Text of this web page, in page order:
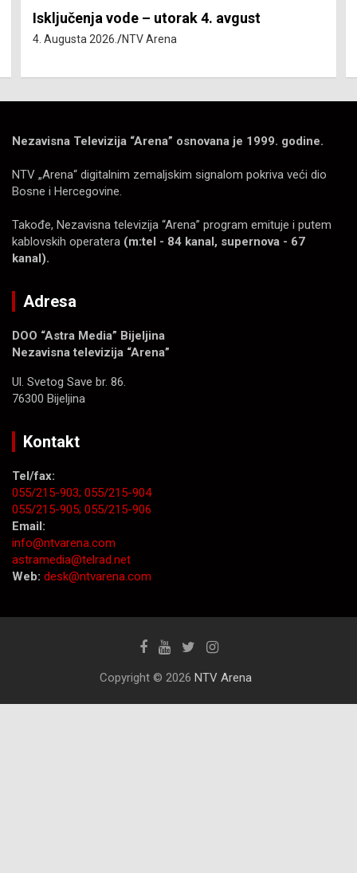
Isključenja vode – utorak 4. avgust
4. Augusta 2026. NTV Arena
Nezavisna Televizija “Arena” osnovana je 1999. godine.
NTV „Arena“ digitalnim zemaljskim signalom pokriva veći dio
Bosne i Hercegovine.
Takođe, Nezavisna televizija “Arena” program emituje i putem
kablovskih operatera (m:tel - 84 kanal, supernova - 67
kanal).
Adresa
DOO “Astra Media” Bijeljina
Nezavisna televizija “Arena”
Ul. Svetog Save br. 86.
76300 Bijeljina
Kontakt
Tel/fax:
055/215-903; 055/215-904
055/215-905; 055/215-906
Email:
info@ntvarena.com
astramedia@telrad.net
Web: desk@ntvarena.com
Copyright © 2026 NTV Arena